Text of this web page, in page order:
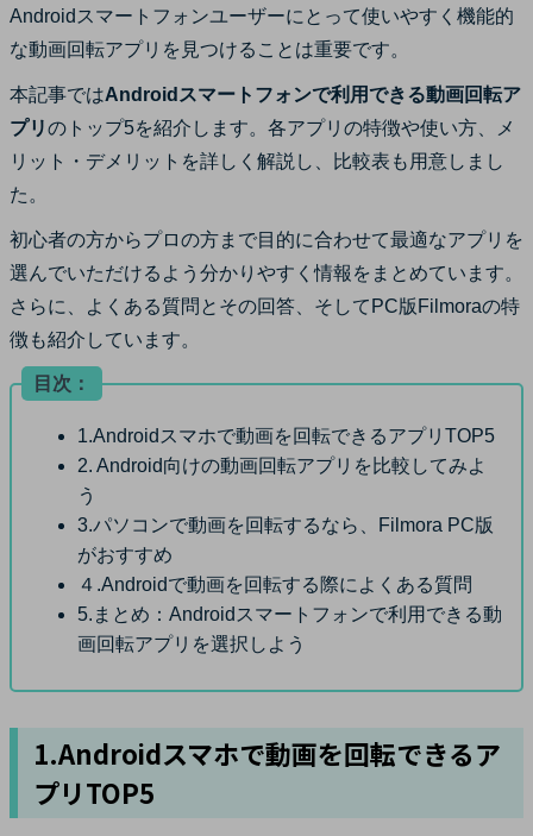
ブランド紹介
検索
Androidスマートフォンユーザーにとって使いやすく機能的
な動画回転アプリを見つけることは重要です。
本記事ではAndroidスマートフォンで利用できる動画回転ア
プリのトップ5を紹介します。各アプリの特徴や使い方、メ
リット・デメリットを詳しく解説し、比較表も用意しまし
た。
初心者の方からプロの方まで目的に合わせて最適なアプリを
選んでいただけるよう分かりやすく情報をまとめています。
さらに、よくある質問とその回答、そしてPC版Filmoraの特
徴も紹介しています。
目次：
1.Androidスマホで動画を回転できるアプリTOP5
2. Android向けの動画回転アプリを比較してみよ
う
3.パソコンで動画を回転するなら、Filmora PC版
がおすすめ
４.Androidで動画を回転する際によくある質問
5.まとめ：Androidスマートフォンで利用できる動
画回転アプリを選択しよう
1.Androidスマホで動画を回転できるア
プリTOP5